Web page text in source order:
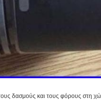
δασμούς και τους φόρους στη